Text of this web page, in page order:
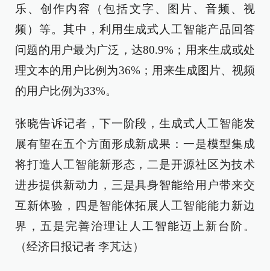
乐、创作内容（包括文字、图片、音频、视
频）等。其中，利用生成式人工智能产品回答
问题的用户最为广泛，达80.9%；用来生成或处
理文本的用户比例为36%；用来生成图片、视频
的用户比例为33%。
张晓告诉记者，下一阶段，生成式人工智能发
展有望在五个方面形成新成果：一是模型集成
将打造人工智能新形态，二是开源社区为技术
进步提供新动力，三是具身智能给用户带来交
互新体验，四是智能体拓展人工智能能力新边
界，五是完善治理让人工智能迈上新台阶。
（经济日报记者 李芃达）